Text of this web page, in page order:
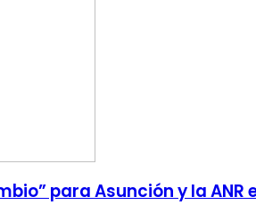
para Asunción y la